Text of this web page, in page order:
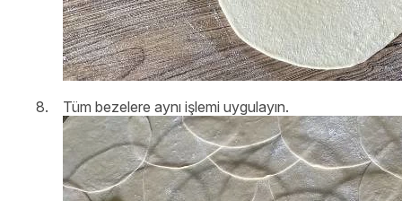
Tüm bezelere aynı işlemi uygulayın.